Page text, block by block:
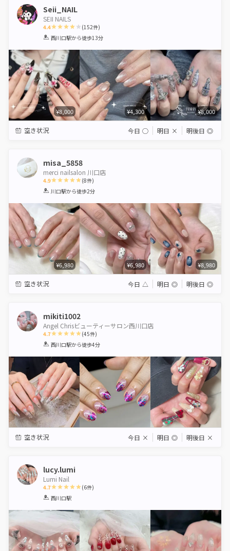
Seii_NAIL
SEII NAILS
4.4
1 2 3 4 5
(152件)
西川口駅から徒歩13分
¥8,000 ¥4,300 ¥8,000
空き状況 今日 ◯ 明日 × 明後日 ◎
misa_5858
merci nailsalon 川口店
4.9
1 2 3 4 5
(8件)
川口駅から徒歩2分
¥6,980 ¥6,980 ¥8,980
空き状況 今日 △ 明日 ◎ 明後日 ◎
mikiti1002
Angel Chrisビューティーサロン西川口店
4.7
1 2 3 4 5
(45件)
西川口駅から徒歩4分
空き状況 今日 × 明日 ◎ 明後日 ×
lucy.lumi
Lumi Nail
4.7
1 2 3 4
(6件)
西川口駅